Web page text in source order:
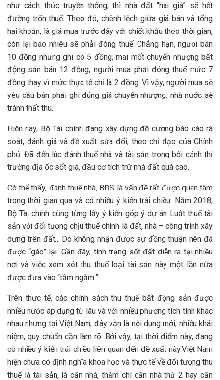
như cách thức truyền thống, thì nhà đất “hai giá” sẽ hết
đường trốn thuế. Theo đó, chênh lệch giữa giá bán và tổng
hai khoản, là giá mua trước đây với chiết khấu theo thời gian,
còn lại bao nhiêu sẽ phải đóng thuế. Chẳng hạn, người bán
10 đồng nhưng ghi có 5 đồng, mai mốt chuyển nhượng bất
động sản bán 12 đồng, người mua phải đóng thuế mức 7
đồng thay vì mức thực tế chỉ là 2 đồng. Vì vậy, người mua sẽ
yêu cầu bán phải ghi đúng giá chuyển nhượng, nhà nước sẽ
tránh thất thu.
Hiện nay, Bộ Tài chính đang xây dựng đề cương báo cáo rà
soát, đánh giá và đề xuất sửa đổi, theo chỉ đạo của Chính
phủ. Đã đến lúc đánh thuế nhà và tài sản trong bối cảnh thị
trường địa ốc sốt giá, đầu cơ tích trữ nhà đất quá cao.
Có thể thấy, đánh thuế nhà, BĐS là vấn đề rất được quan tâm
trong thời gian qua và có nhiều ý kiến trái chiều. Năm 2018,
Bộ Tài chính cũng từng lấy ý kiến góp ý dự án Luật thuế tài
sản với đối tượng chịu thuế chính là đất, nhà – công trình xây
dựng trên đất… Do không nhận được sự đồng thuận nên đã
được “gác” lại. Gần đây, tình trạng sốt đất diễn ra tại nhiều
nơi và việc xem xét thu thuế loại tài sản này một lần nữa
được đưa vào “tầm ngắm.”
Trên thực tế, các chính sách thu thuế bất động sản được
nhiều nước áp dụng từ lâu và với nhiều phương tích tính khác
nhau nhưng tại Việt Nam, đây vẫn là nội dung mới, nhiều khái
niệm, quy chuẩn cần làm rõ. Bởi vậy, tại thời điểm này, đang
có nhiều ý kiến trái chiều liên quan đến đề xuất này.Việt Nam
hiện chưa có định nghĩa khoa học và thực tế về đối tượng thu
thuế là tài sản, là căn nhà, thậm chí căn nhà thứ 2 hay căn